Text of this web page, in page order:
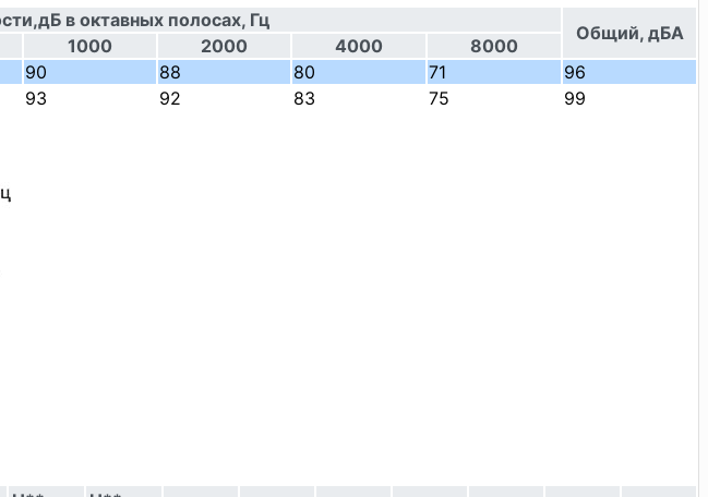
в октавных полосах, Гц
Общий, дБА
1000 2000 4000
8000
90 88 80 71
96
93 92 83 75 99